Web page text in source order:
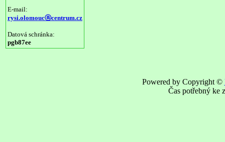
E-mail:
rysi.olomoucⓐcentrum.cz
Datová schránka:
pgb87ee
Powered by Copyright ©
Čas potřebný ke